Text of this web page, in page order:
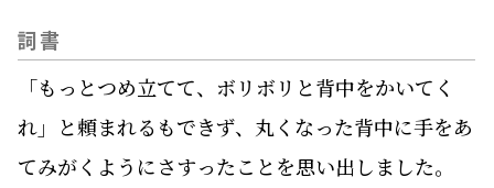
詞書
「もっとつめ立てて、ボリボリと背中をかいてく
れ」と頼まれるもできず、丸くなった背中に手をあ
てみがくようにさすったことを思い出しました。